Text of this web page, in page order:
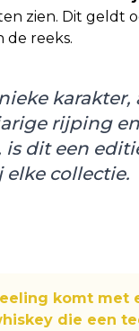
zien. Dit geldt
de reeks.
rijping
is dit een
collectie.
komt met
die een